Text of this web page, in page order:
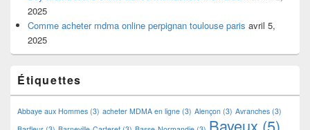
2025
Comme acheter mdma online perpignan toulouse paris avril 5,
2025
Étiquettes
Abbaye aux Hommes (3) acheter MDMA en ligne (3) Alençon (3) Avranches (3)
Bayeux (5)